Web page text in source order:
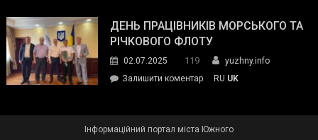
Південного
зустрілася
представниками
молодіжної
обговорювали
ДЕНЬ ПРАЦІВНИКІВ МОРСЬКОГО ТА
РІЧКОВОГО ФЛОТУ
02.07.2025 119
yuzhny.info
Залишити коментарon
RU UK
Інформаційний портал міста Южного